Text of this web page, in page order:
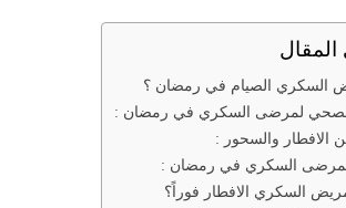
السكري الصيام في رمضان ؟
الصحي لمرضى السكري في رمضان :
الافطار والسحور :
السكري في رمضان :
السكري الافطار فوراً؟